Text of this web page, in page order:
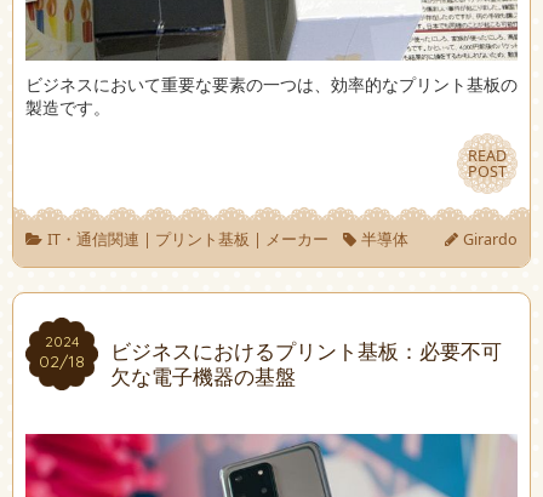
ビジネスにおいて重要な要素の一つは、効率的なプリント基板の
製造です。
READ
POST
READ
POST
IT・通信関連 | プリント基板 | メーカー 半導体 Girardo
2024
02/18
2024
02/18
ビジネスにおけるプリント基板：必要不可
欠な電子機器の基盤